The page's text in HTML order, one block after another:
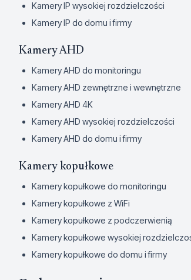
Kamery IP wysokiej rozdzielczości
Kamery IP do domu i firmy
Kamery AHD
Kamery AHD do monitoringu
Kamery AHD zewnętrzne i wewnętrzne
Kamery AHD 4K
Kamery AHD wysokiej rozdzielczości
Kamery AHD do domu i firmy
Kamery kopułkowe
Kamery kopułkowe do monitoringu
Kamery kopułkowe z WiFi
Kamery kopułkowe z podczerwienią
Kamery kopułkowe wysokiej
Kamery kopułkowe do domu i firmy